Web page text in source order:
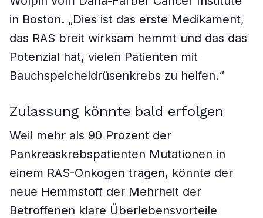
in Boston. „Dies ist das erste Medikament,
das RAS breit wirksam hemmt und das das
Potenzial hat, vielen Patienten mit
Bauchspeicheldrüsenkrebs zu helfen.“
Zulassung könnte bald erfolgen
Weil mehr als 90 Prozent der
Pankreaskrebspatienten Mutationen in
einem RAS-Onkogen tragen, könnte der
neue Hemmstoff der Mehrheit der
Betroffenen klare Überlebensvorteile